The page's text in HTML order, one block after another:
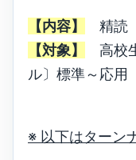
【内容】
精読
【対象】
高校
ル〕標準～応用
※ 以下はターン